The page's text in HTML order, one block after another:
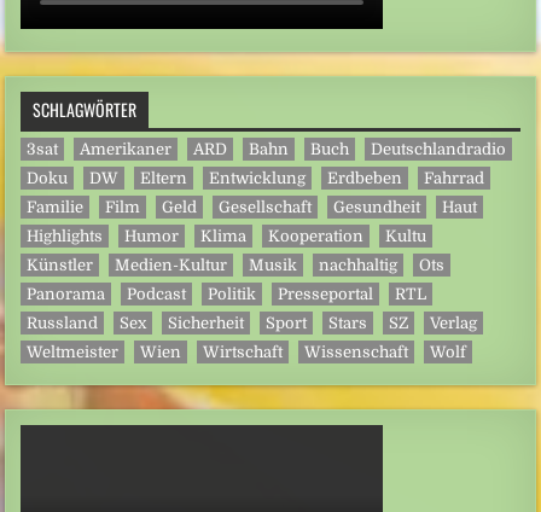
SCHLAGWÖRTER
3sat Amerikaner ARD Bahn Buch
Deutschlandradio
Doku
DW Eltern Entwicklung Erdbeben
Fahrrad
Familie
Film Geld Gesellschaft Gesundheit
Haut
Highlights
Humor Klima Kooperation
Kultu
Künstler
Medien-Kultur Musik nachhaltig
Ots
Panorama
Podcast Politik Presseportal
RTL
Russland
Sex Sicherheit Sport Stars SZ
Verlag
Weltmeister
Wien Wirtschaft Wissenschaft Wolf